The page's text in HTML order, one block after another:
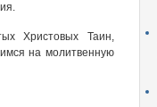
Христовых Таин,
на молитвенную